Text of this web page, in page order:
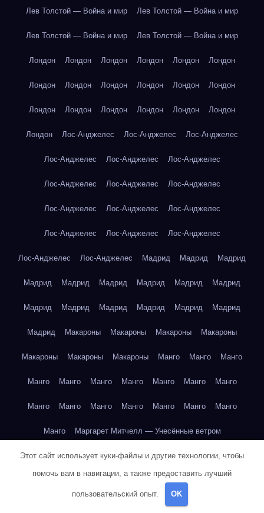
Лев Толстой — Война и мир Лев Толстой — Война и мир
Лев Толстой — Война и мир Лев Толстой — Война и мир
Лондон Лондон Лондон Лондон Лондон Лондон
Лондон Лондон Лондон Лондон Лондон Лондон
Лондон Лондон Лондон Лондон Лондон Лондон
Лондон Лос-Анджелес Лос-Анджелес Лос-Анджелес
Лос-Анджелес Лос-Анджелес Лос-Анджелес
Лос-Анджелес Лос-Анджелес Лос-Анджелес
Лос-Анджелес Лос-Анджелес Лос-Анджелес
Лос-Анджелес Лос-Анджелес Лос-Анджелес
Лос-Анджелес Лос-Анджелес Мадрид Мадрид Мадрид
Мадрид Мадрид Мадрид Мадрид Мадрид Мадрид
Мадрид Мадрид Мадрид Мадрид Мадрид Мадрид
Мадрид Макароны Макароны Макароны Макароны
Макароны Макароны Макароны Манго Манго Манго
Манго Манго Манго Манго Манго Манго Манго
Манго Манго Манго Манго Манго Манго Манго
Манго Маргарет Митчелл — Унесённые ветром
Марк Твен — Приключения Тома Сойера
Марк Твен — Приключения Тома Сойера
Марк Твен — Приключения Тома Сойера
Этот сайт использует куки-файлы и другие технологии, чтобы
помочь вам в навигации, а также предоставить лучший
пользовательский опыт. OK